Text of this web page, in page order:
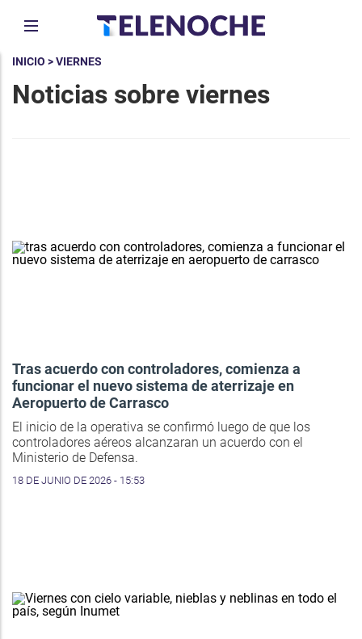
INICIO > VIERNES
Noticias sobre viernes
Tras acuerdo con controladores, comienza a
funcionar el nuevo sistema de aterrizaje en
Aeropuerto de Carrasco
El inicio de la operativa se confirmó luego de que los
controladores aéreos alcanzaran un acuerdo con el
Ministerio de Defensa.
18 DE JUNIO DE 2026 - 15:53